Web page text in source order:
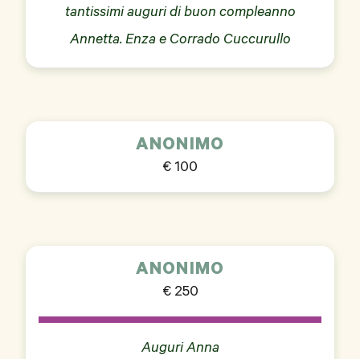
tantissimi auguri di buon compleanno
Annetta. Enza e Corrado Cuccurullo
ANONIMO
€ 100
ANONIMO
€ 250
Auguri Anna